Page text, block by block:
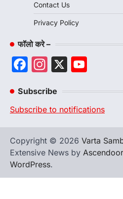
Contact Us
Privacy Policy
फॉलो करे –
Facebook
Instagram
X
Subscribe
Subscribe to notifications
Copyright © 2026 Varta
Extensive News by Ascendoor
WordPress.